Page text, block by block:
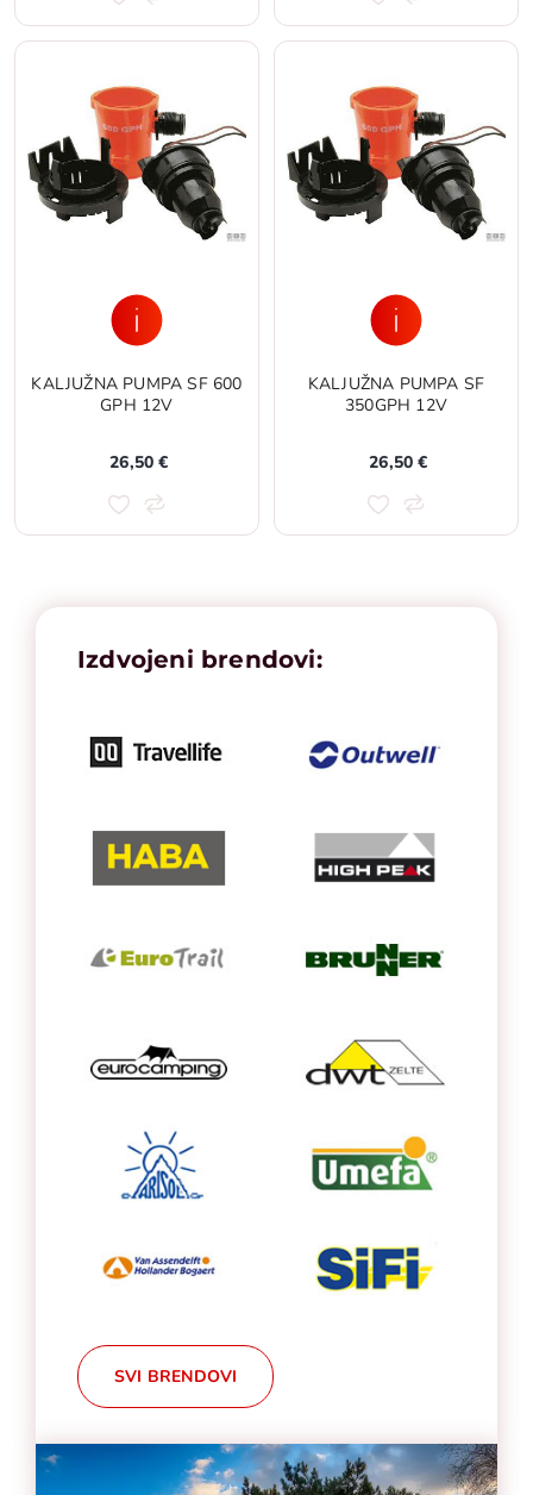
KALJUŽNA PUMPA SF 600
GPH 12V
26,50 €
KALJUŽNA PUMPA SF
350GPH 12V
26,50 €
Izdvojeni brendovi:
SVI BRENDOVI